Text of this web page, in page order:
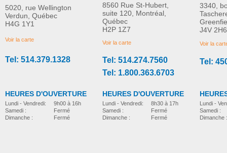
Tapis de bain AquaSense
avec zones de massages
salle-de-bain
Tapis de bain avec
salle-de-bain
CAD$0.00
PLUS D'INFORMATION
5020, rue Wellington
Verdun, Québec
H4G 1Y1
Voir la carte
Tel: 514.379.1328
HEURES D'OUVERTURE
Lundi - Vendredi:
Samedi :
Dimanche :
9h00 à 16h
Fermé
Fermé
8560 Rue St-Hubert,
suite 120, Montréal,
Québec
H2P 1Z7
Voir la carte
Tel: 514.274.7560
Tel: 1.800.363.6703
HEURES D'OUVERTURE
Lundi - Vendredi:
Samedi :
Dimanche :
8h30 à 17h
Fermé
Fermé
3340,
J4V 2H6
Voir la
Tel:
Lundi -
Samedi :
Dimanche :